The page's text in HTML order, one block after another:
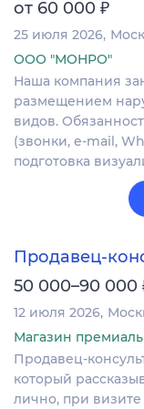
от 60 000 ₽
25 июля 2026
ООО "МОНРО"
Наша компания
размещением
видов.
(звонки, e-mail,
подготовка
Продавец-
50 000–90 000
12 июля 2026
Магазин
Продавец-
который
лично, при визите